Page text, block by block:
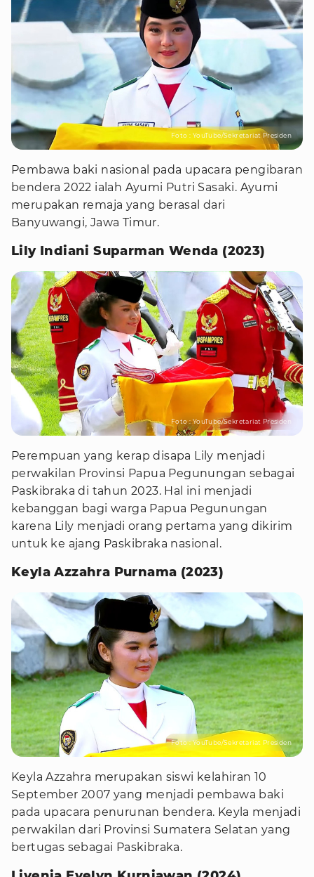
Foto : YouTube/Sekretariat Presiden
Pembawa baki nasional pada upacara pengibaran
bendera 2022 ialah Ayumi Putri Sasaki. Ayumi
merupakan remaja yang berasal dari
Banyuwangi, Jawa Timur.
Lily Indiani Suparman Wenda (2023)
Foto : YouTube/Sekretariat Presiden
Perempuan yang kerap disapa Lily menjadi
perwakilan Provinsi Papua Pegunungan sebagai
Paskibraka di tahun 2023. Hal ini menjadi
kebanggan bagi warga Papua Pegunungan
karena Lily menjadi orang pertama yang dikirim
untuk ke ajang Paskibraka nasional.
Keyla Azzahra Purnama (2023)
Foto : YouTube/Sekretariat Presiden
Keyla Azzahra merupakan siswi kelahiran 10
September 2007 yang menjadi pembawa baki
pada upacara penurunan bendera. Keyla menjadi
perwakilan dari Provinsi Sumatera Selatan yang
bertugas sebagai Paskibraka.